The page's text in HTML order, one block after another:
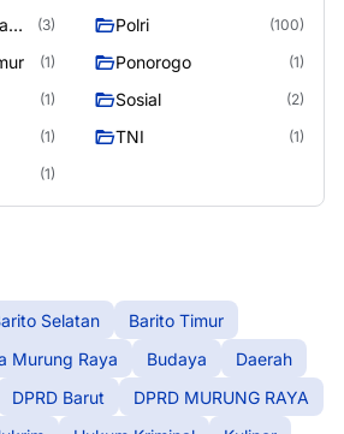
(3) Polri (100)
(1) Ponorogo (1)
(1) Sosial (2)
(1) TNI (1)
(1)
Selatan
Barito Timur
Murung Raya Budaya
Daerah
DPRD Barut
DPRD MURUNG RAYA